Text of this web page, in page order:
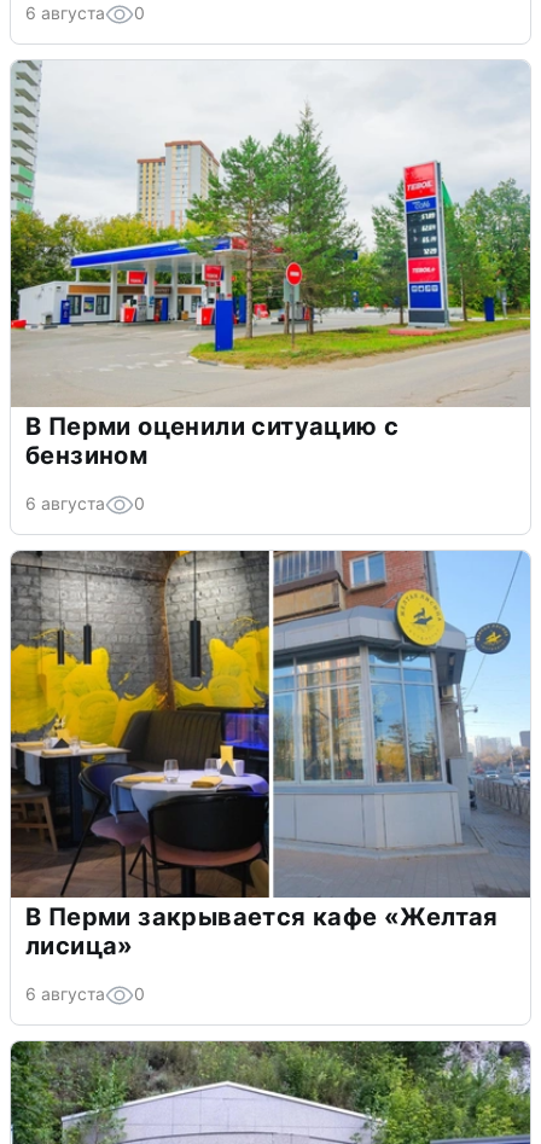
6 августа 0
В Перми оценили ситуацию с
бензином
6 августа 0
В Перми закрывается кафе «Желтая
лисица»
6 августа 0